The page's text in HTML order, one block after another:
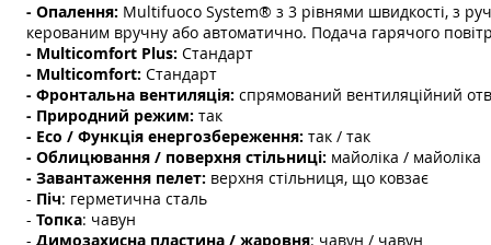
- Опалення: Multifuoco System® з 3 рівнями швидкості, з
керованим вручну або автоматично. Подача гарячого
- Multicomfort Plus: Стандарт
- Multicomfort: Стандарт
- Фронтальна вентиляція: спрямований вентиляційний
- Природний режим: так
- Eco / Функція енергозбереження: так / так
- Облицювання / поверхня стільниці: майоліка / майоліка
- Завантаження пелет: верхня стільниця, що ковзає
- Піч: герметична сталь
- Топка: чавун
- Димозахисна пластина / жаровня: чавун / чавун